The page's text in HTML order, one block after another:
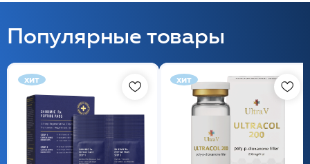
Популярные товары
хит хит